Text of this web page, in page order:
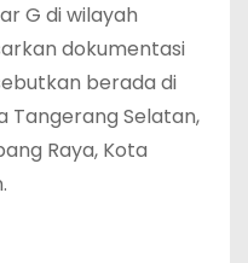
G di wilayah
dokumentasi
berada di
Tangerang Selatan,
Raya, Kota